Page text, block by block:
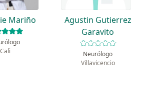
Mariño
Cali
Agustin Gutierrez
Garavito
Neurólogo
Villavicencio